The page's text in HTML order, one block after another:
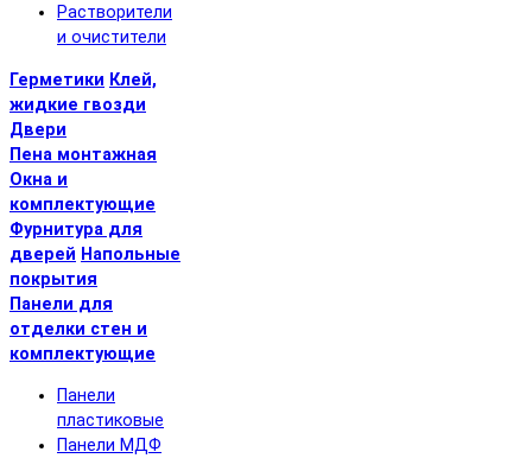
Растворители
и очистители
Герметики Клей,
жидкие гвозди
Двери
Пена монтажная
Окна и
комплектующие
Фурнитура для
дверей Напольные
покрытия
Панели для
отделки стен и
комплектующие
Панели
пластиковые
Панели МДФ